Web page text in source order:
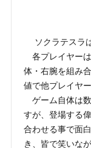
ソクラテスラは
各プレイヤー
体・右腕を組み
値で他プレイヤ
ゲーム自体は
すが、登場する
合わせる事で面
き、皆で笑いな